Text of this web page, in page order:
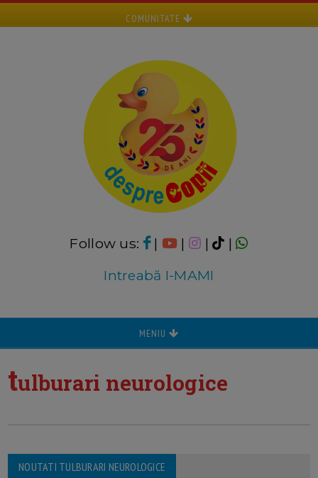
COMUNITATE
Follow us: | | |
|
Intreabă I-MAMI
MENIU
tulburari neurologice
NOUTATI TULBURARI NEUROLOGICE